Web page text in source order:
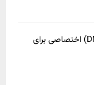
آموزش تنظیم دی ان اس (DNS) اختصاصی برای